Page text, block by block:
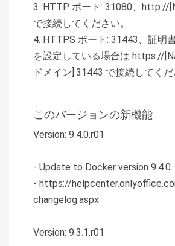
3. HTTP ポート: 31080、http://
で接続してください。
4. HTTPS ポート: 31443、証明
を設定している場合は https://
ドメイン]:31443 で接続してくだ
このバージョンの新機能
Version: 9.4.0.r01
- Update to Docker version 9.4.0.
- https://
changelog.aspx
Version: 9.3.1.r01